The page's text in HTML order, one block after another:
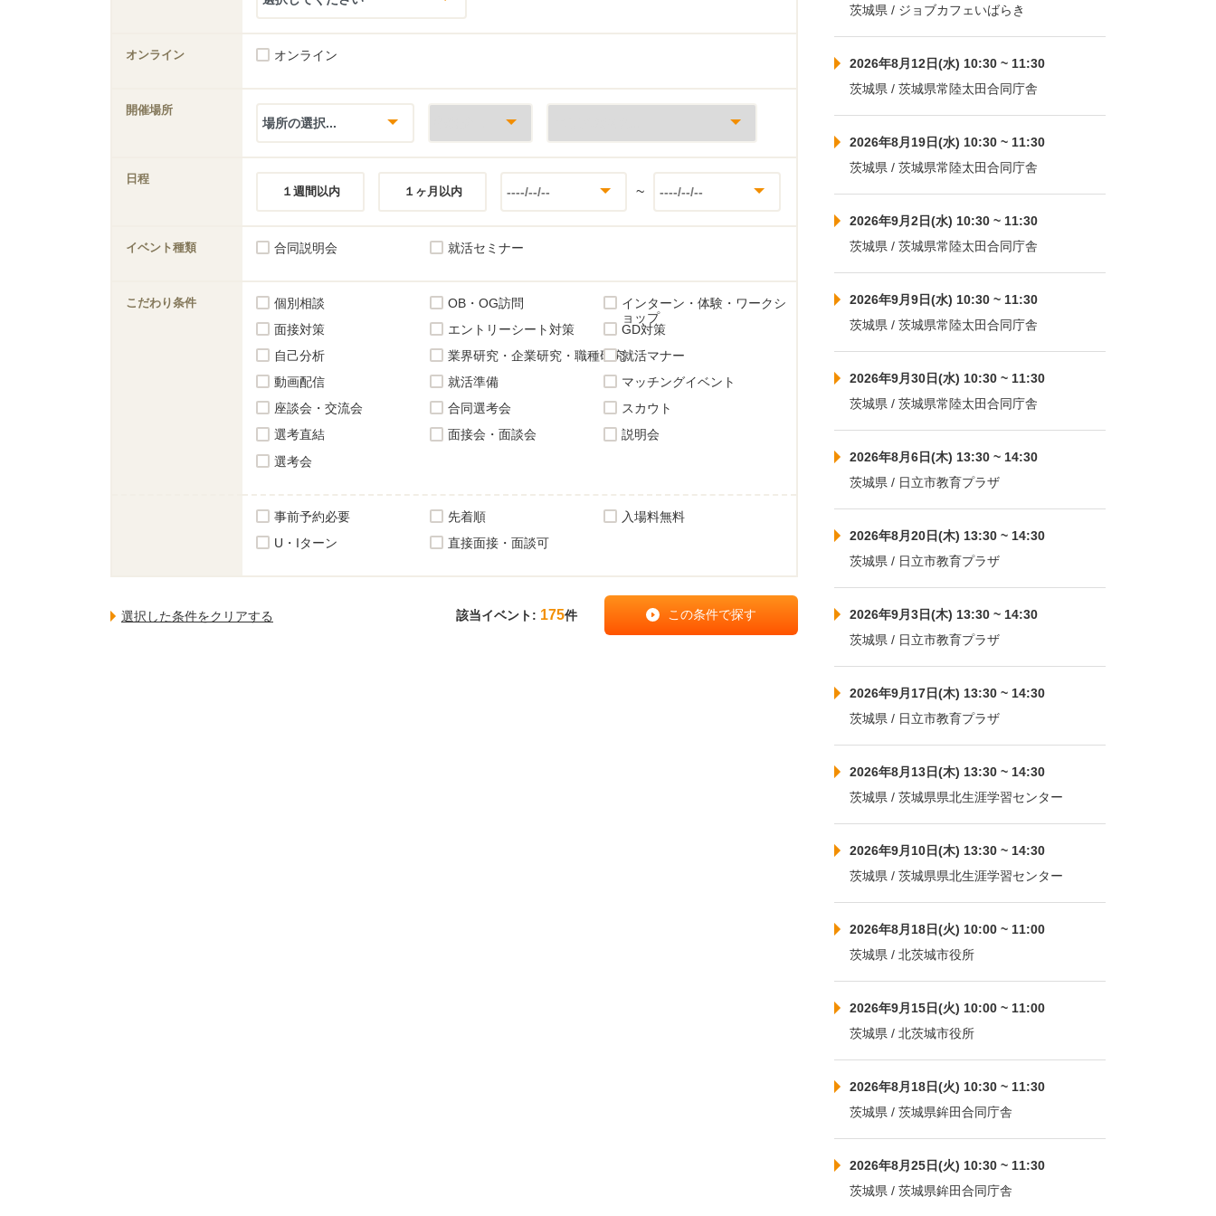
オンライン オンライン
開催場所
日程
１週間以内
１ヶ月以内 ~
イベント種類 合同説明会 就活セミナー
こだわり条件 個別相談 OB・OG訪問
インターン・体験・ワークシ
ョップ
面接対策
エントリーシート対策
GD対策
自己分析
業界研究・企業研究・職種研究就活マナー
動画配信
就活準備
マッチングイベント
座談会・交流会
合同選考会
スカウト
選考直結
面接会・面談会
説明会
選考会
事前予約必要 先着順
入場料無料
U・Iターン
直接面接・面談可
該当イベント: 175件
茨城県 / ジョブカフェいばらき
2026年8月12日(水) 10:30 ~ 11:30
茨城県 / 茨城県常陸太田合同庁舎
2026年8月19日(水) 10:30 ~ 11:30
茨城県 / 茨城県常陸太田合同庁舎
2026年9月2日(水) 10:30 ~ 11:30
茨城県 / 茨城県常陸太田合同庁舎
2026年9月9日(水) 10:30 ~ 11:30
茨城県 / 茨城県常陸太田合同庁舎
2026年9月30日(水) 10:30 ~ 11:30
茨城県 / 茨城県常陸太田合同庁舎
2026年8月6日(木) 13:30 ~ 14:30
茨城県 / 日立市教育プラザ
2026年8月20日(木) 13:30 ~ 14:30
茨城県 / 日立市教育プラザ
2026年9月3日(木) 13:30 ~ 14:30
茨城県 / 日立市教育プラザ
2026年9月17日(木) 13:30 ~ 14:30
茨城県 / 日立市教育プラザ
2026年8月13日(木) 13:30 ~ 14:30
茨城県 / 茨城県県北生涯学習センター
2026年9月10日(木) 13:30 ~ 14:30
茨城県 / 茨城県県北生涯学習センター
2026年8月18日(火) 10:00 ~ 11:00
茨城県 / 北茨城市役所
2026年9月15日(火) 10:00 ~ 11:00
茨城県 / 北茨城市役所
2026年8月18日(火) 10:30 ~ 11:30
茨城県 / 茨城県鉾田合同庁舎
2026年8月25日(火) 10:30 ~ 11:30
茨城県 / 茨城県鉾田合同庁舎